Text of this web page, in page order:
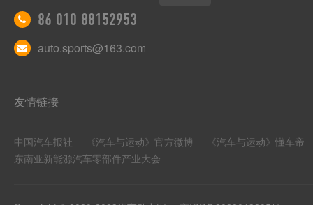
86 010 88152953
auto.sports@163.com
友情链接
中国汽车报社 《汽车与运动》官方微博
《汽车与运动》懂车帝
东南亚新能源汽车零部件产业大会